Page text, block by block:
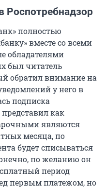
полностью
вместе со всеми
обладателями
был читатель
обратил внимание на
у него в
подписка
представил как
являются
месяца, по
будет списываться
по желанию он
период
первым платежом, но